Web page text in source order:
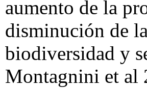
aumento de la
disminución de
biodiversidad y
Montagnini et al